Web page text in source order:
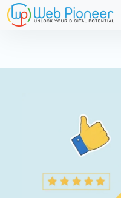
Services SEO en Egypte
Référencement Naturel